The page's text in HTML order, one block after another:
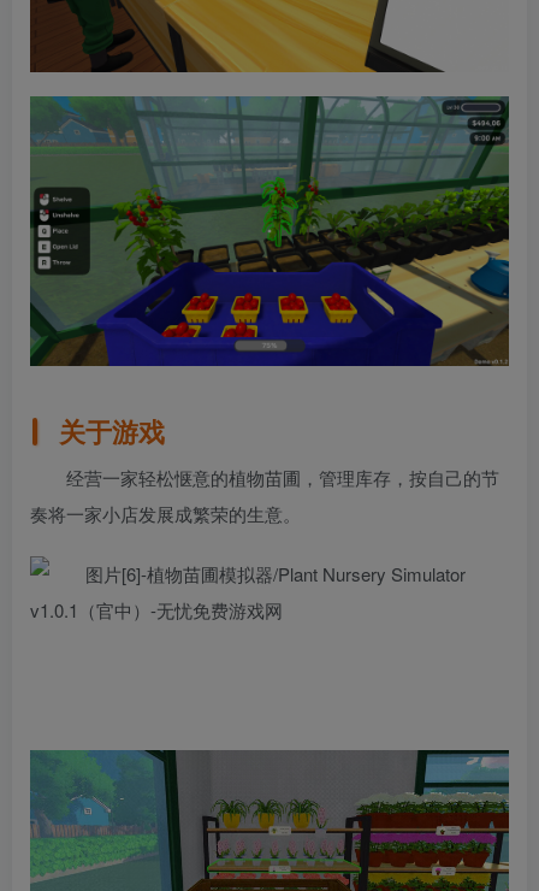
关于游戏
经营一家轻松惬意的植物苗圃，管理库存，按自己的节
奏将一家小店发展成繁荣的生意。